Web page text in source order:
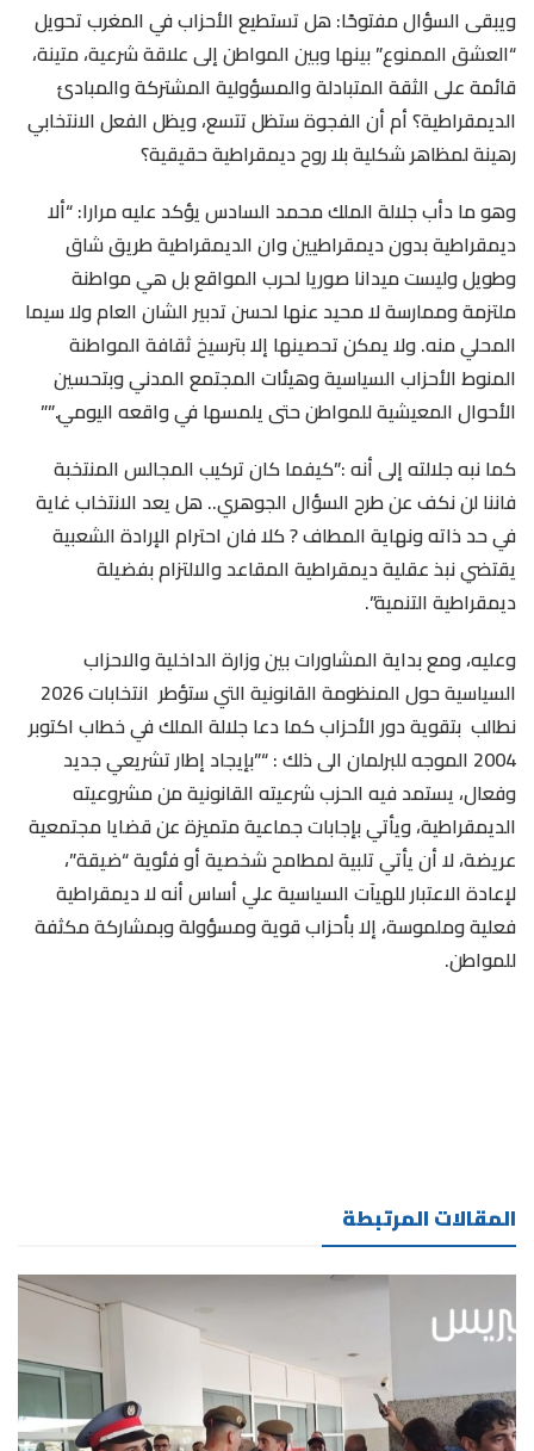
ويبقى السؤال مفتوحًا: هل تستطيع الأحزاب في المغرب تحويل
“العشق الممنوع” بينها وبين المواطن إلى علاقة شرعية، متينة،
قائمة على الثقة المتبادلة والمسؤولية المشتركة والمبادئ
الديمقراطية؟ أم أن الفجوة ستظل تتسع، ويظل الفعل الانتخابي
رهينة لمظاهر شكلية بلا روح ديمقراطية حقيقية؟
وهو ما دأب جلالة الملك محمد السادس يؤكد عليه مرارا: “‏ألا
ديمقراطية بدون ديمقراطيين وان الديمقراطية طريق شاق
وطويل وليست ميدانا صوريا لحرب المواقع بل هي مواطنة
ملتزمة وممارسة لا محيد عنها لحسن تدبير الشان العام ولا سيما
المحلي منه. ولا يمكن تحصينها إلا بترسيخ ثقافة المواطنة
المنوط الأحزاب السياسية وهيئات المجتمع المدني وبتحسين
الأحوال المعيشية للمواطن حتى يلمسها في واقعه اليومي.””
كما نبه جلالته إلى أنه :”كيفما كان تركيب المجالس المنتخبة
فاننا لن نكف عن طرح السؤال الجوهري.. هل يعد الانتخاب غاية
في حد ذاته ونهاية المطاف ? كلا فان احترام الإرادة الشعبية
يقتضي نبذ عقلية ديمقراطية المقاعد والالتزام بفضيلة
ديمقراطية التنمية”.
وعليه، ومع بداية المشاورات بين وزارة الداخلية والاحزاب
السياسية حول المنظومة القانونية التي ستؤطر انتخابات 2026
نطالب بتقوية دور الأحزاب كما دعا جلالة الملك في خطاب اكتوبر
2004 الموجه للبرلمان الى ذلك : “”بإيجاد إطار تشريعي جديد
وفعال، يستمد فيه الحزب شرعيته القانونية من مشروعيته
الديمقراطية، ويأتي بإجابات جماعية متميزة عن قضايا مجتمعية
عريضة، لا أن يأتي تلبية لمطامح شخصية أو فئوية “ضيقة”،
لإعادة الاعتبار للهيآت السياسية علي أساس أنه لا ديمقراطية
فعلية وملموسة، إلا بأحزاب قوية ومسؤولة وبمشاركة مكثفة
للمواطن.
المقالات المرتبطة